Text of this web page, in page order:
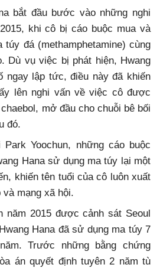
bắt đầu bước vào những nghi
khi cô bị cáo buộc mua và
đá (methamphetamine) cùng
Dù vụ việc bị phát hiện, Hwang
ngay lập tức, điều này đã khiến
lên nghi vấn về việc cô được
mở đầu cho chuỗi bê bối
đó.
Yoochun, những cáo buộc
Hana sử dụng ma túy lại một
khiến tên tuổi của cô luôn xuất
và mạng xã hội.
năm 2015 được cảnh sát Seoul
Hana đã sử dụng ma túy 7
Trước những bằng chứng
án quyết định tuyên 2 năm tù